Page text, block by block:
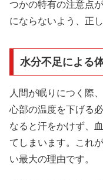
つかの特有の注意点
にならないよう、正
水分不足による
人間が眠りにつく際
心部の温度を下げる
なると汗をかけず、
てしまいます。これ
い最大の理由です。